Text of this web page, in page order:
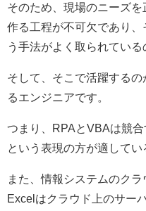
そのため、現場のニーズ
作る工程が不可欠であり、
う手法がよく取られている
そして、そこで活躍するの
るエンジニアです。
つまり、 RPA とVBAは競
という表現の方が適してい
また、情報システムのクラ
Excelはクラウド上のサー